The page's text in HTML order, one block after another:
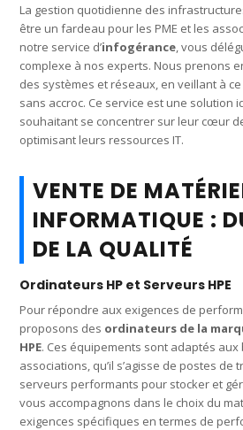
La gestion quotidienne des
être un fardeau pour les PME et les
notre service d’infogérance, vous
complexe à nos experts. Nous prenons
des systèmes et réseaux, en veillant à
sans accroc. Ce service est une solution
souhaitant se concentrer sur leur cœur
optimisant leurs ressources IT.
VENTE DE
INFORMATIQUE :
DE LA QUALITÉ
Ordinateurs HP et Serveurs HPE
Pour répondre aux exigences de
proposons des ordinateurs de la
HPE. Ces équipements sont adaptés aux
associations, qu’il s’agisse de postes de
serveurs performants pour stocker et
vous accompagnons dans le choix du
exigences spécifiques en termes de